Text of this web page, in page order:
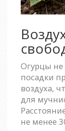
Огурцы не
посадки
воздуха,
для
не менее